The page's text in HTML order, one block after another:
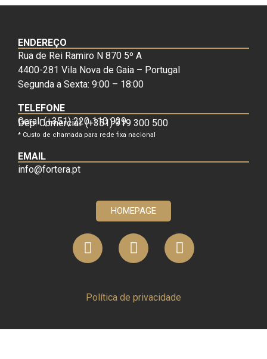
ENDEREÇO
Rua de Rei Ramiro N 870 5º A
4400-281 Vila Nova de Gaia – Portugal
Segunda a Sexta: 9:00 – 18:00
TELEFONE
Geral: (+351) 220 110 929
Dep. Comercial: (+351) 919 300 500
* Custo de chamada para rede fixa nacional
EMAIL
info@fortera.pt
HOMEPAGE
Política de privacidade